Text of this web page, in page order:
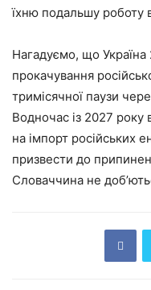
їхню подальшу роботу
Нагадуємо, що Україна
прокачування
тримісячної паузи
Водночас із 2027 року
на імпорт російських
призвести до
Словаччина не